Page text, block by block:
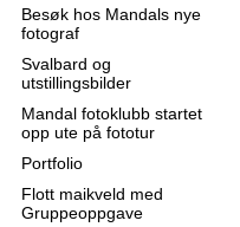
Besøk hos Mandals nye
fotograf
Svalbard og
utstillingsbilder
Mandal fotoklubb startet
opp ute på fototur
Portfolio
Flott maikveld med
Gruppeoppgave